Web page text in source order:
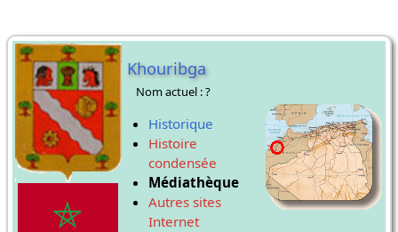
Khouribga
Nom actuel : ?
Historique
Histoire
condensée
Médiathèque
Autres sites
Internet